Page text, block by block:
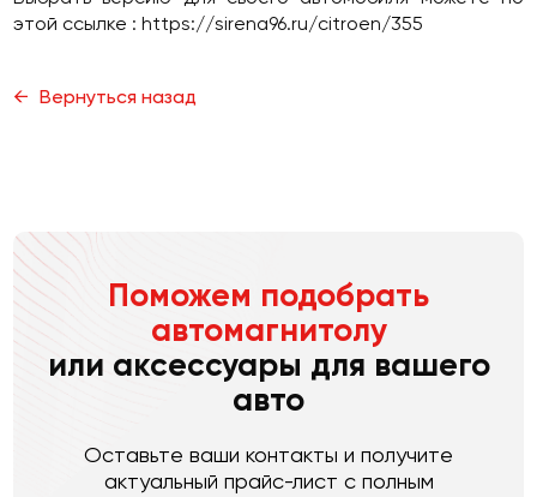
этой ссылке : https://sirena96.ru/citroen/355
Вернуться назад
Поможем подобрать
автомагнитолу
или аксессуары для вашего
авто
Оставьте ваши контакты и получите
актуальный прайс-лист с полным